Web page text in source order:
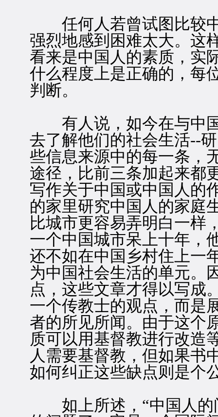
任何人若曾试图比较中
强烈地感到困难太大。这
看来是中国人的素质，实
什么程度上是正确的，每
判断。
有人说，如今在与中国
去了解他们的社会生活--
些信息来源中的每一条，
途径，比前三条加起来都
写作关于中国或中国人的
的家里研究中国人的家庭
比城市更容易弄明白一样
一个中国城市呆上十年，
还不如在中国乡村住上一
为中国社会生活的单元。
点，这些文章才得以写成
一个传教士的观点，而是
者的所见所闻。由于这个
质可以用基督教进行改造
人需要基督教，但如果书
如何纠正这些缺点则是个
如上所述，“中国人的